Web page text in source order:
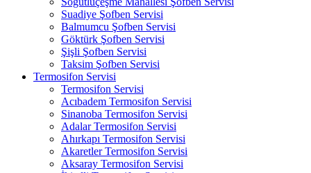
Suadiye Şofben Servisi
Balmumcu Şofben Servisi
Göktürk Şofben Servisi
Şişli Şofben Servisi
Taksim Şofben Servisi
Termosifon Servisi
Termosifon Servisi
Acıbadem Termosifon Servisi
Sinanoba Termosifon Servisi
Adalar Termosifon Servisi
Ahırkapı Termosifon Servisi
Akaretler Termosifon Servisi
Aksaray Termosifon Servisi